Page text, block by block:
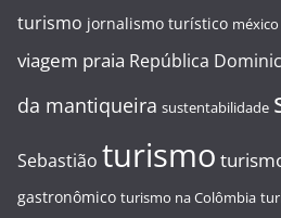
turismo jornalismo turístico méxico
viagem praia República
da mantiqueira sustentabilidade
Sebastião turismo
gastronômico turismo na Colômbia